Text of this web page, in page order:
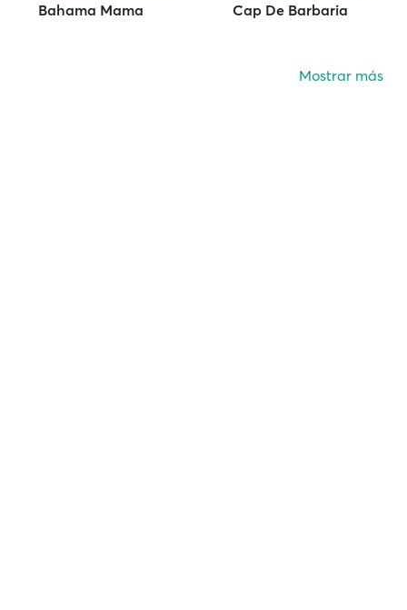
Bahama Mama Cap De Barbaria
Mostrar más